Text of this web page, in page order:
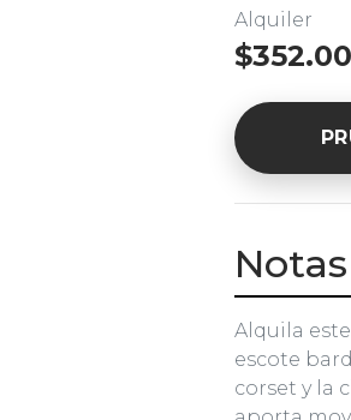
Alquiler
Alquila
escote
corset y la